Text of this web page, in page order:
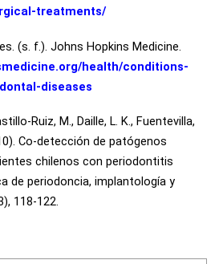
treatments/
(s. f.). Johns Hopkins Medicine.
health/conditions-
diseases
Ruiz, M., Daille, L. K., Fuentevilla,
Co-detección de patógenos
chilenos con periodontitis
de periodoncia, implantología y
118-122.